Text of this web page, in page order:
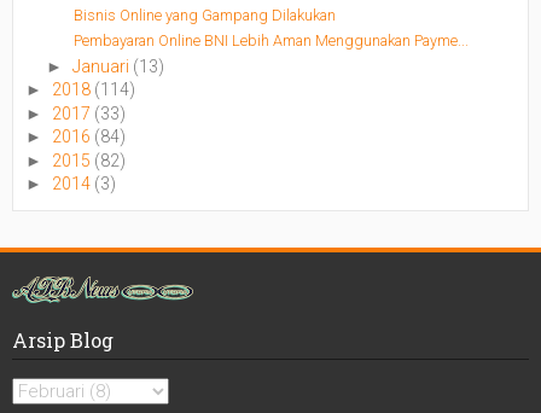
Bisnis Online yang Gampang Dilakukan
Pembayaran Online BNI Lebih Aman Menggunakan Payme...
► Januari (13)
► 2018 (114)
► 2017 (33)
► 2016 (84)
► 2015 (82)
► 2014 (3)
Arsip Blog